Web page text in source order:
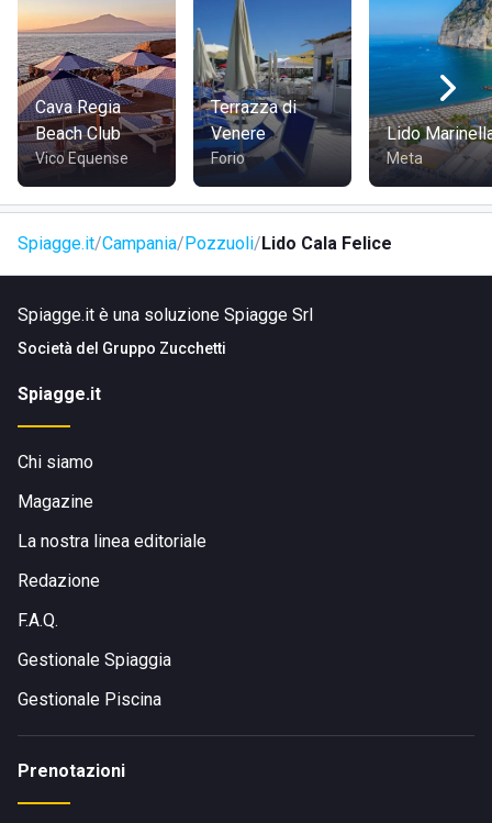
Si può accedere allo stabilimento tramite illungomare,
dunque si trova nelle vicinanze del centro abitato;
facilmente raggiungibile a piedi, in bicicletta, in auto o con i
mezzi pubblici.
Cava Regia
Beach Club
Vico Equense
Terrazza di
Venere
Forio
Lido
Meta
Spiagge.it Campania Pozzuoli Lido Cala Felice
Spiagge.it è una soluzione Spiagge Srl
Società del Gruppo Zucchetti
Spiagge.it
Chi siamo
Magazine
La nostra linea editoriale
Redazione
F.A.Q.
Gestionale Spiaggia
Gestionale Piscina
Prenotazioni